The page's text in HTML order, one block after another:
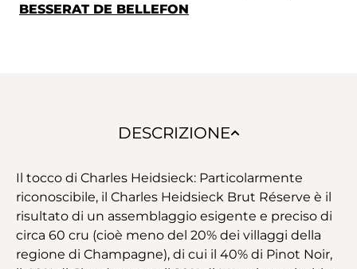
BESSERAT DE BELLEFON
DESCRIZIONE
Il tocco di Charles Heidsieck: Particolarmente
riconoscibile, il Charles Heidsieck Brut Réserve è il
risultato di un assemblaggio esigente e preciso di
circa 60 cru (cioè meno del 20% dei villaggi della
regione di Champagne), di cui il 40% di Pinot Noir,